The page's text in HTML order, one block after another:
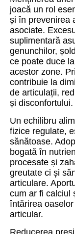
joacă un rol
și în prevenirea
asociate.
suplimentară
genunchilor,
ce poate duce
acestor zone.
contribuie la
de articulații,
și disconfortului.
Un echilibru
fizice regulate,
sănătoase.
bogată în
procesate și
greutate ci și
articulare.
cum ar fi calciul
întărirea
articular.